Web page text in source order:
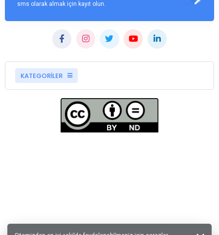
sms olarak almak için kayıt olun.
KATEGORİLER